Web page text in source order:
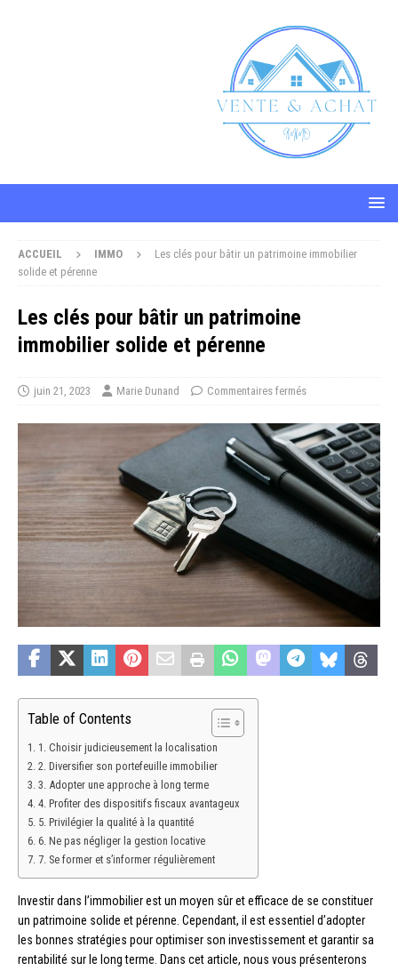
ACCUEIL IMMO
Les clés pour bâtir un patrimoine immobilier
solide et pérenne
Les clés pour bâtir un patrimoine
immobilier solide et pérenne
juin 21, 2023 Marie Dunand Commentaires fermés
Table of Contents
1. Choisir judicieusement la localisation
2. Diversifier son portefeuille immobilier
3. Adopter une approche à long terme
4. Profiter des dispositifs fiscaux avantageux
5. Privilégier la qualité à la quantité
6. Ne pas négliger la gestion locative
7. Se former et s’informer régulièrement
Investir dans l’immobilier est un moyen sûr et efficace de se constituer
un patrimoine solide et pérenne. Cependant, il est essentiel d’adopter
les bonnes stratégies pour optimiser son investissement et garantir sa
rentabilité sur le long terme. Dans cet article, nous vous présenterons